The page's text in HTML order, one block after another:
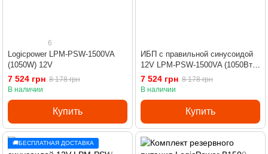
6
Logicpower LPM-PSW-1500VA
(1050W) 12V
7 524 грн 8 178 грн
В наличии
Купить
ИБП с правильной синусоидой
12V LPM-PSW-1500VA (1050Вт)
Black
7 524 грн 8 178 грн
В наличии
Купить
🚚БЕСПЛАТНАЯ ДОСТАВКА